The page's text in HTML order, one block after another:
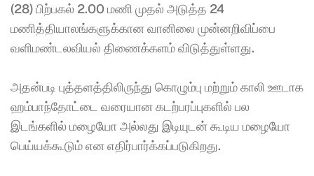
(28) பிற்பகல் 2.00 மணி முதல் அடுத்த 24
மணித்தியாலங்களுக்கான வானிலை முன்னறிவிப்பை
வளிமண்டலவியல் திணைக்களம் விடுத்துள்ளது.
அதன்படி புத்தளத்திலிருந்து கொழும்பு மற்றும் காலி ஊடாக
ஹம்பாந்தோட்டை வரையான கடற்பரப்புகளில் பல
இடங்களில் மழையோ அல்லது இடியுடன் கூடிய மழையோ
பெய்யக்கூடும் என எதிர்பார்க்கப்படுகிறது.